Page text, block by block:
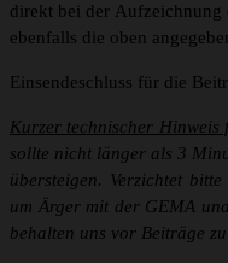
direkt bei der Aufzeichnung
ebenfalls die oben
Einsendeschluss für die
Kurzer technischer Hinweis
sollte nicht länger als 3
übersteigen. Verzichtet
um Ärger mit der GEMA
behalten uns vor Beiträge